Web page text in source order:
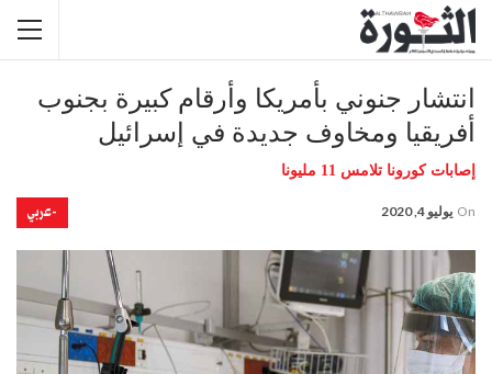
انتشار جنوني بأمريكا وأرقام كبيرة بجنوب
أفريقيا ومخاوف جديدة في إسرائيل
إصابات كورونا تلامس 11 مليونا
-عربي On يوليو 4, 2020